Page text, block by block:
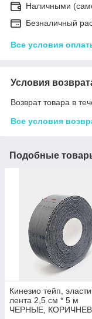
Наличными
Безналичный
Все условия
Условия
Возврат товара в
Все условия
Подобные
Кинезио тейп,
лента 2,5 см * 5 м
ЧЕРНЫЕ,